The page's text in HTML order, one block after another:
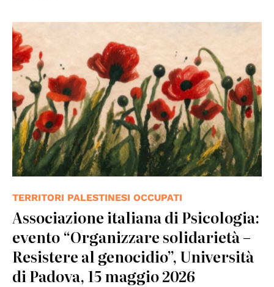
TERRITORI PALESTINESI OCCUPATI
Associazione italiana di Psicologia:
evento “Organizzare solidarietà –
Resistere al genocidio”, Università
di Padova, 15 maggio 2026